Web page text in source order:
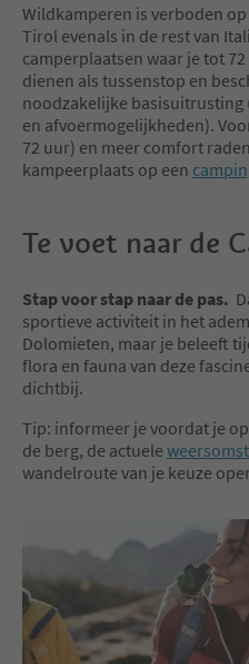
Wildkamperen is verboden
Tirol evenals in de rest van
camperplaatsen waar je tot
dienen als tussenstop en
noodzakelijke
en afvoermogelijkheden).
72 uur) en meer comfort
kampeerplaats op een
Te voet naar de
Stap voor stap naar de pas.
sportieve activiteit in het
Dolomieten, maar je beleeft
flora en fauna van deze
dichtbij.
Tip: informeer je voordat je
de berg, de actuele
wandelroute van je keuze